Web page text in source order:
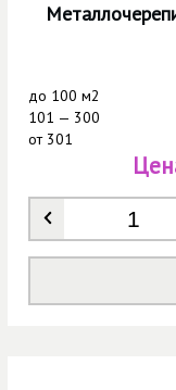
до 100 м2
101 — 300
от301
Количество